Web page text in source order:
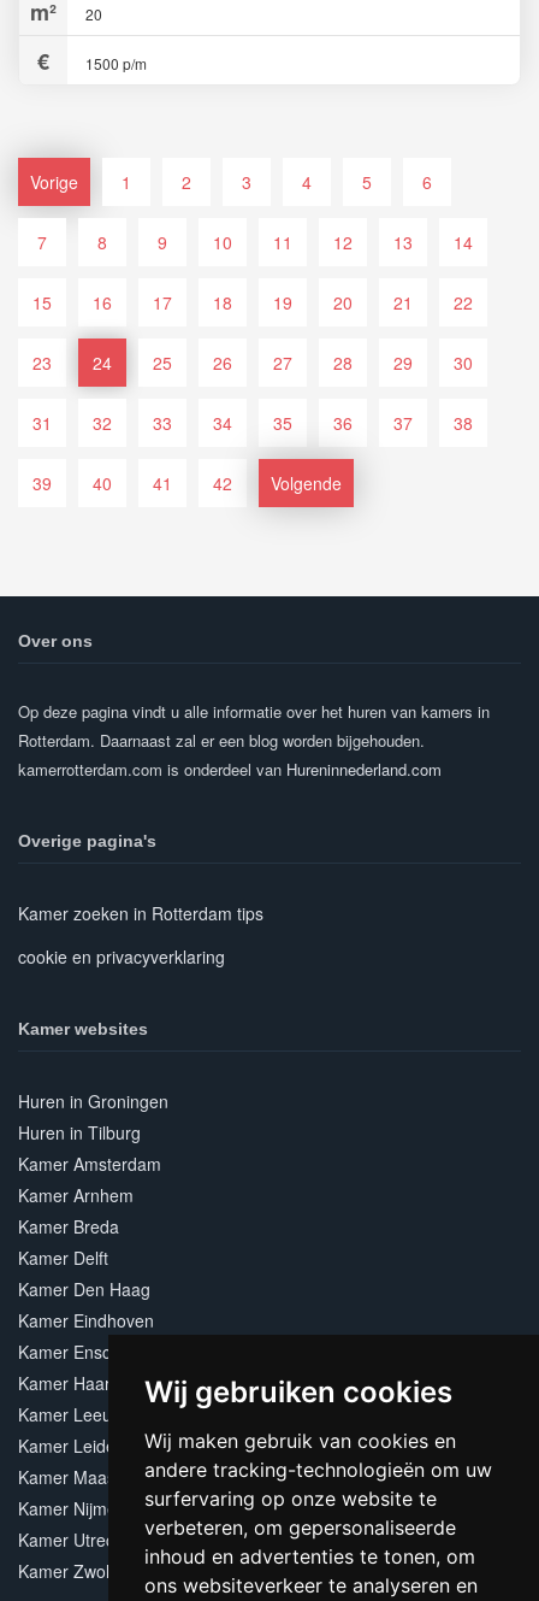
Wij gebruiken cookies
Wij maken gebruik van cookies en
andere tracking-technologieën om uw
surfervaring op onze website te
verbeteren, om gepersonaliseerde
inhoud en advertenties te tonen, om
ons websiteverkeer te analyseren en
20
1500 p/m
Vorige 1 2 3 4 5 6
7 8 9 10 11 12 13 14
15 16 17 18 19 20 21 22
23 24 25 26 27 28 29 30
31 32 33 34 35 36 37 38
39 40 41 42 Volgende
Over ons
Op deze pagina vindt u alle informatie over het huren van kamers in
Rotterdam. Daarnaast zal er een blog worden bijgehouden.
kamerrotterdam.com is onderdeel van Hureninnederland.com
Overige pagina's
Kamer zoeken in Rotterdam tips
cookie en privacyverklaring
Kamer websites
Huren in Groningen
Huren in Tilburg
Kamer Amsterdam
Kamer Arnhem
Kamer Breda
Kamer Delft
Kamer Den Haag
Kamer Eindhoven
Kamer Enschede
Kamer Haarlem
Kamer Leeuwarden
Kamer Leiden
Kamer Maastricht
Kamer Nijmegen
Kamer Utrecht
Kamer Zwolle